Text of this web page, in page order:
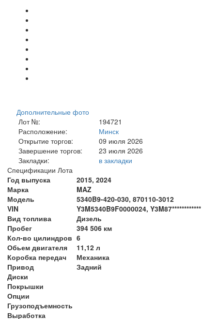
Дополнительные фото
Лот №:
194721
Расположение:
Минск
Открытие торгов:
09 июля 2026
Завершение торгов:
23 июля 2026
Закладки:
в закладки
Спецификации Лота
Год выпуска
2015, 2024
Марка
MAZ
Модель
5340B9-420-030, 870110-3012
VIN
Y3M5340B9F0000024, Y3M87************
Вид топлива
Дизель
Пробег
394 506 км
Кол-во цилиндров 6
Обьем двигателя
11,12 л
Коробка передач
Механика
Привод
Задний
Диски
Покрышки
Опции
Грузоподъемность
Выработка